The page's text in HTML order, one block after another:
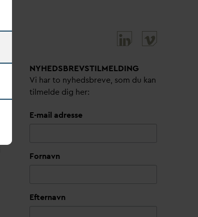
NYHEDSBREVS­TILMELDING
Vi har to nyhedsbreve, som du kan
tilmelde dig her:
E-mail adresse
Fornavn
Efternavn